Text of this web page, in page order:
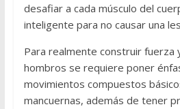
desafiar a cada músculo del
inteligente para no causar una
Para realmente construir fuerza
hombros se requiere poner
movimientos compuestos
mancuernas, además de tener